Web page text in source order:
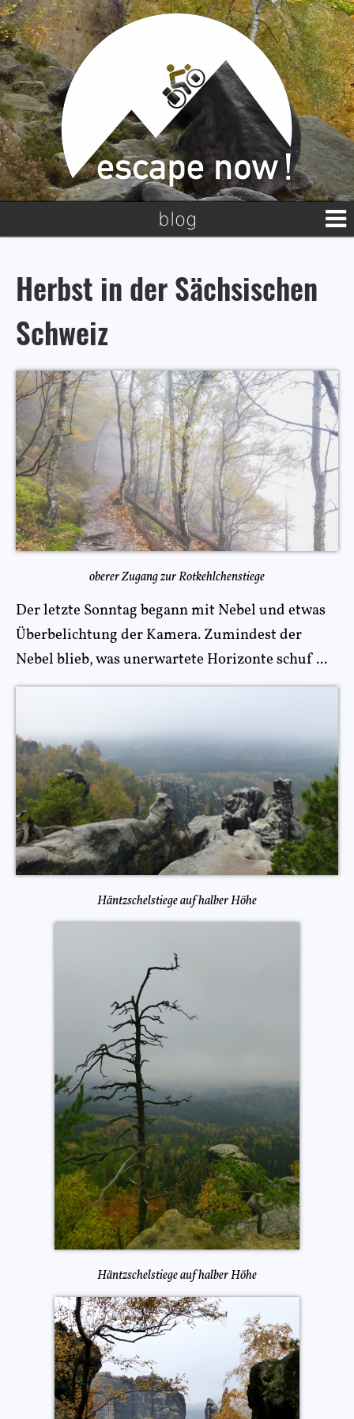
blog
Herbst in der Sächsischen
Schweiz
oberer Zugang zur Rotkehlchenstiege
Der letzte Sonntag begann mit Nebel und etwas
Überbelichtung der Kamera. Zumindest der
Nebel blieb, was unerwartete Horizonte schuf ...
Häntzschelstiege auf halber Höhe
Häntzschelstiege auf halber Höhe